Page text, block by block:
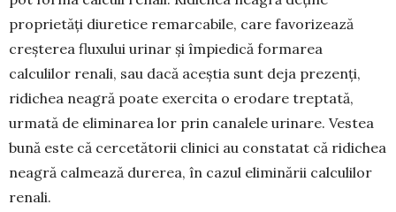
proprietăți diuretice remarcabile, care favorizează
creșterea fluxului urinar și împiedică formarea
calculilor renali, sau dacă aceștia sunt deja prezenți,
ridichea neagră poate exercita o erodare treptată,
urmată de eli­minarea lor prin canalele urinare. Vestea
bună este că cercetătorii clinici au constatat că ridichea
neagră calmează durerea, în cazul eliminării cal­culilor
renali.